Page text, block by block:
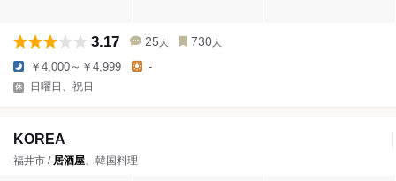
3.17 25 人 730 人
￥4,000～￥4,999 -
日曜日、祝日
KOREA
福井市 / 居酒屋、韓国料理